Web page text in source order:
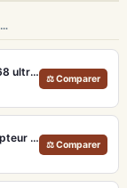
Jabra Elite 8 Active – Écouteurs sport IP68 ultra-robustes et ANC
⚖ Comparer
Soundcore Liberty 4 – Écouteurs avec capteur de fréquence cardiaque et LDAC
⚖ Comparer